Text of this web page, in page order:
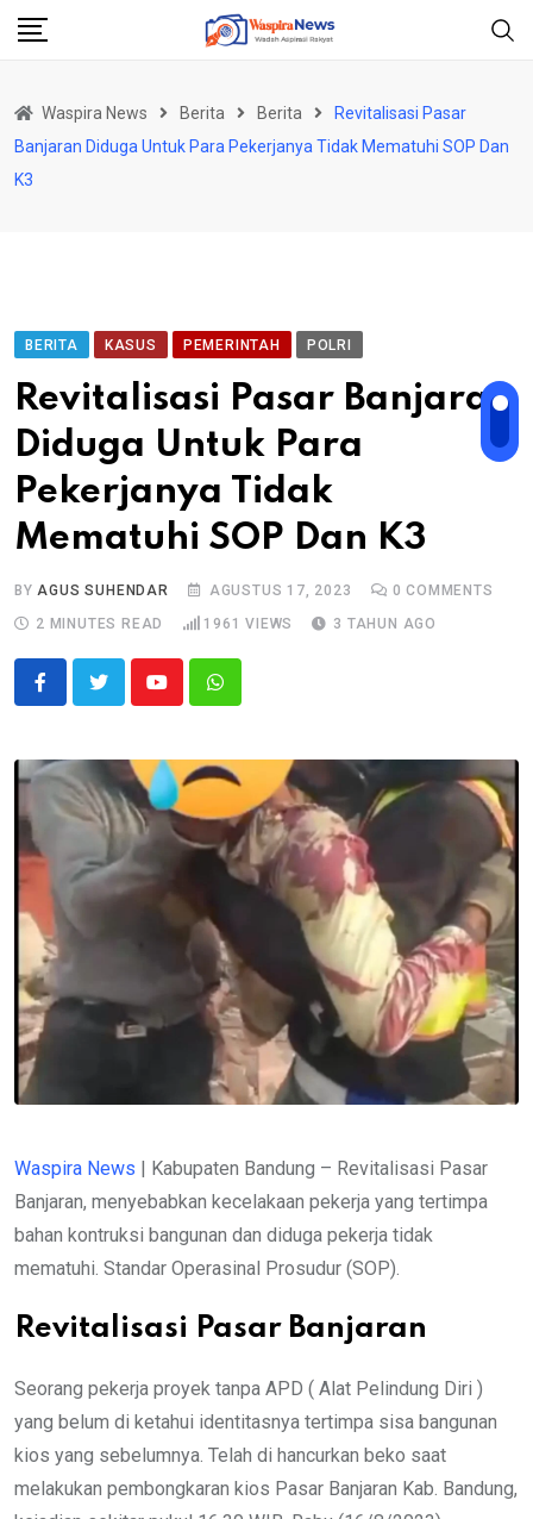
Skip
Waspira News Berita Berita
Revitalisasi Pasar
Banjaran Diduga Untuk Para Pekerjanya Tidak Mematuhi SOP Dan
K3
BERITA KASUS PEMERINTAH POLRI
Revitalisasi Pasar Banjaran
Diduga Untuk Para
Pekerjanya Tidak
Mematuhi SOP Dan K3
BYAGUS SUHENDAR AGUSTUS 17, 2023 0 COMMENTS
2 MINUTES READ
1961 VIEWS 3 TAHUN AGO
YoutubeWhatsapp
Waspira News | Kabupaten Bandung – Revitalisasi Pasar
Banjaran, menyebabkan kecelakaan pekerja yang tertimpa
bahan kontruksi bangunan dan diduga pekerja tidak
mematuhi. Standar Operasinal Prosudur (SOP).
Revitalisasi Pasar Banjaran
Seorang pekerja proyek tanpa APD ( Alat Pelindung Diri )
yang belum di ketahui identitasnya tertimpa sisa bangunan
kios yang sebelumnya. Telah di hancurkan beko saat
melakukan pembongkaran kios Pasar Banjaran Kab. Bandung,